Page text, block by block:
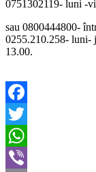
0751302119- luni -
sau 0800444800-
0255.210.258- luni-
13.00.
Facebook
Twitter
WhatsApp